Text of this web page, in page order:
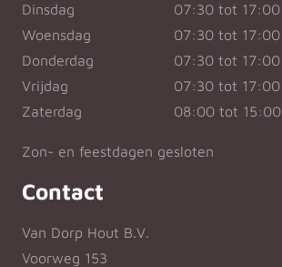
Dinsdag
07:30 tot 17:00
Woensdag
07:30 tot 17:00
Donderdag
07:30 tot 17:00
Vrijdag
07:30 tot 17:00
Zaterdag
08:00 tot 15:00
Zon- en feestdagen gesloten
Contact
Van Dorp Hout B.V.
Voorweg 153